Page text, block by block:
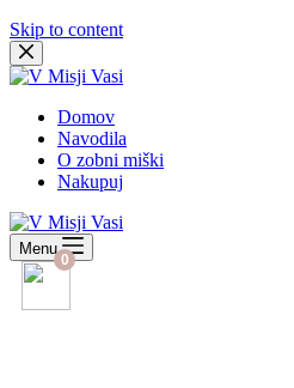
Skip to content
Domov
Navodila
O zobni miški
Nakupuj
Menu
0